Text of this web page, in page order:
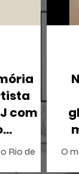
com
Rio de
O